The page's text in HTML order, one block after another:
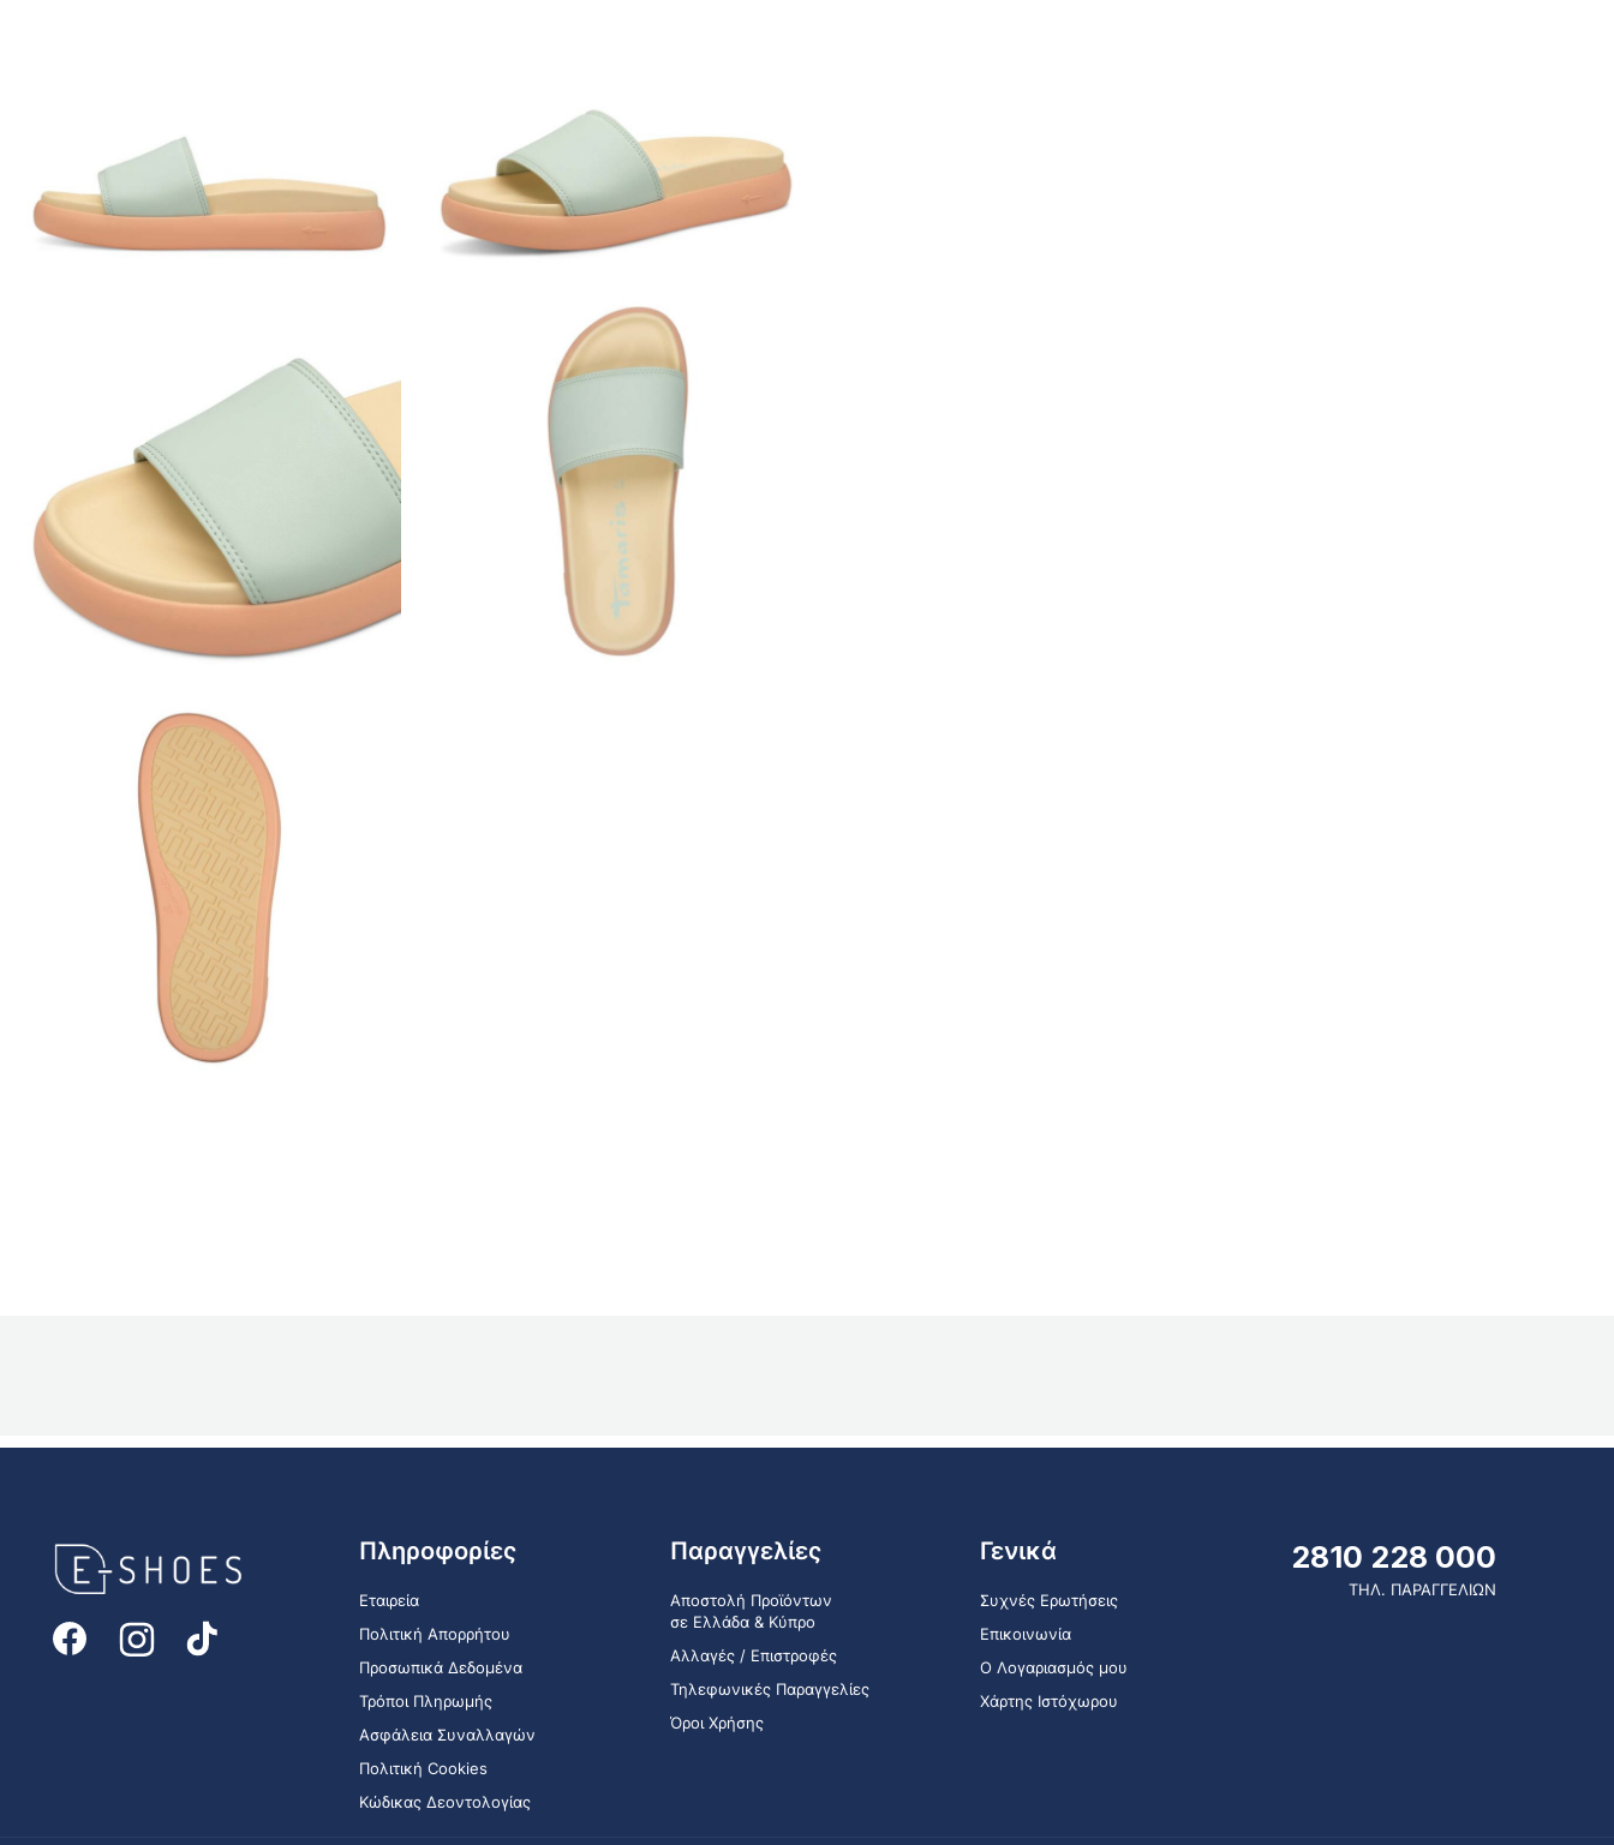
Πληροφορίες
Εταιρεία
Πολιτική Απορρήτου
Προσωπικά Δεδομένα
Τρόποι Πληρωμής
Ασφάλεια Συναλλαγών
Πολιτική Cookies
Κώδικας Δεοντολογίας
Παραγγελίες
Αποστολή Προϊόντων
σε Ελλάδα & Κύπρο
Αλλαγές / Επιστροφές
Τηλεφωνικές Παραγγελίες
Όροι Χρήσης
Γενικά
Συχνές Ερωτήσεις
Επικοινωνία
Ο Λογαριασμός μου
Χάρτης Ιστόχωρου
2810 228 000
ΤΗΛ. ΠΑΡΑΓΓΕΛΙΩΝ